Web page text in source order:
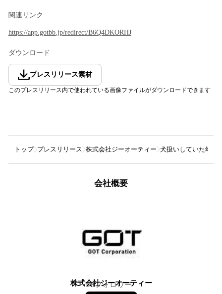
関連リンク
https://app.gotbb.jp/redirect/B6Q4DKORHJ
ダウンロード
プレスリリース素材
このプレスリリース内で使われている画像ファイルがダウンロードできます
トップ プレスリリース 株式会社ジーオーティー 犬扱いしていた幼馴
会社概要
株式会社ジーオーティー
5フォロワー